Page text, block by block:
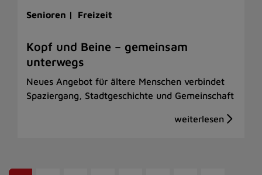
Senioren | Freizeit
Kopf und Beine – gemeinsam
unterwegs
Neues Angebot für ältere Menschen verbindet
Spaziergang, Stadtgeschichte und Gemeinschaft